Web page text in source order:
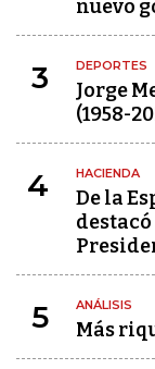
nuevo
3 DEPORTES
Jorge
(1958-
4 HACIENDA
De la
5 ANÁLISIS
Más